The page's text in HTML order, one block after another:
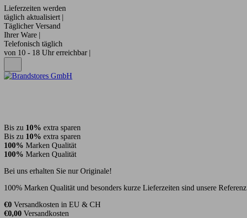
Lieferzeiten werden
täglich aktualisiert |
Täglicher Versand
Ihrer Ware |
Telefonisch täglich
von 10 - 18 Uhr erreichbar |
Bis zu 10% extra sparen
Bis zu 10% extra sparen
100% Marken Qualität
100% Marken Qualität
Bei uns erhalten Sie nur Originale!
100% Marken Qualität und besonders kurze Lieferzeiten sind unsere Referenz
€0 Versandkosten in EU & CH
€0,00 Versandkosten